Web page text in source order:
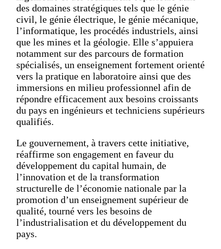
des domaines stratégiques tels que le génie
civil, le génie électrique, le génie mécanique,
l’informatique, les procédés industriels, ainsi
que les mines et la géologie. Elle s’appuiera
notamment sur des parcours de formation
spécialisés, un enseignement fortement orienté
vers la pratique en laboratoire ainsi que des
immersions en milieu professionnel afin de
répondre efficacement aux besoins croissants
du pays en ingénieurs et techniciens supérieurs
qualifiés.
Le gouvernement, à travers cette initiative,
réaffirme son engagement en faveur du
développement du capital humain, de
l’innovation et de la transformation
structurelle de l’économie nationale par la
promotion d’un enseignement supérieur de
qualité, tourné vers les besoins de
l’industrialisation et du développement du
pays.